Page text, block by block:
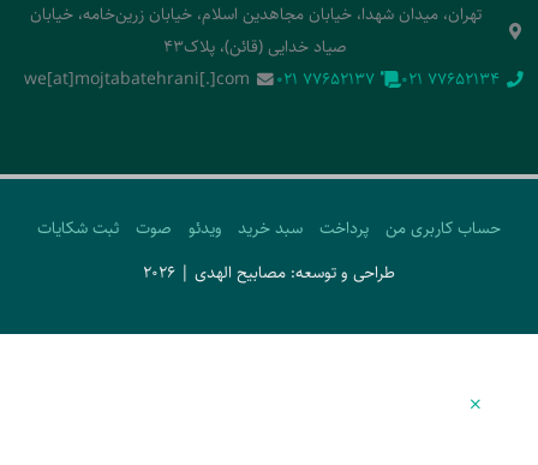
تهران، میدان شهدا، خیابان مجاهدین اسلام، خیابان زرین‌خامه، خیابان
صیاد خدایی (قائن)، پلاک43
‭021 77652134‬
‭021 77652137‬
we[at]mojtabatehrani[.]com
حساب کاربری من پرداخت سبد خرید ویدئو صوت
ثبت شکایات
طراحی و توسعه: مصابیح الهدی | 2026